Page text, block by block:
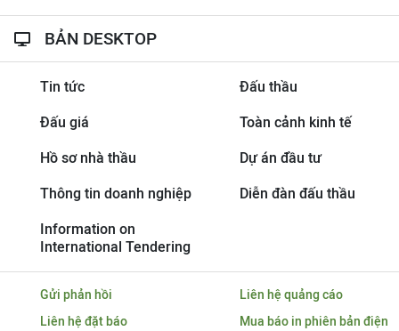
BẢN DESKTOP
Tin tức Đấu thầu
Đấu giá Toàn cảnh kinh tế
Hồ sơ nhà thầu Dự án đầu tư
Thông tin doanh nghiệp Diễn đàn đấu thầu
Information on
International Tendering
Gửi phản hồi
Liên hệ quảng cáo
Liên hệ đặt báo
Mua báo in phiên bản điện